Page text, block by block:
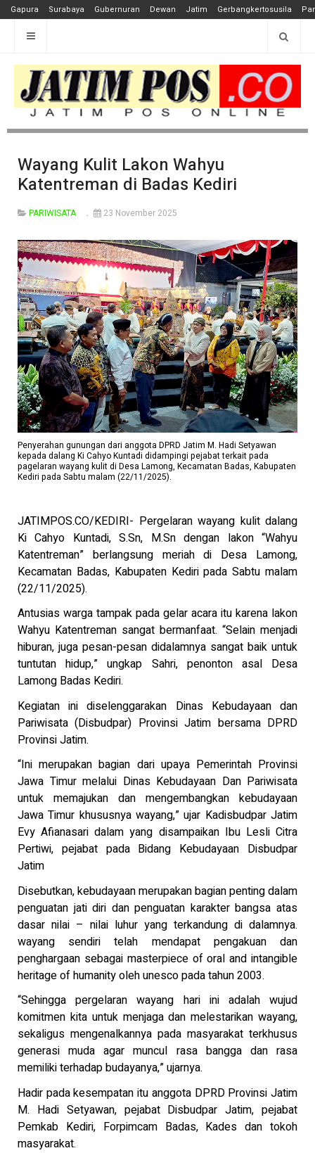
Gapura Surabaya Gubernuran Dewan Jatim Gerbangkertosusila
Wayang Kulit Lakon Wahyu
Katentreman di Badas Kediri
PARIWISATA 23 November 2025
Penyerahan gunungan dari anggota DPRD Jatim M. Hadi Setyawan
kepada dalang Ki Cahyo Kuntadi didampingi pejabat terkait pada
pagelaran wayang kulit di Desa Lamong, Kecamatan Badas, Kabupaten
Kediri pada Sabtu malam (22/11/2025).
JATIMPOS.CO/KEDIRI- Pergelaran wayang kulit dalang
Ki Cahyo Kuntadi, S.Sn, M.Sn dengan lakon “Wahyu
Katentreman” berlangsung meriah di Desa Lamong,
Kecamatan Badas, Kabupaten Kediri pada Sabtu malam
(22/11/2025).
Antusias warga tampak pada gelar acara itu karena lakon
Wahyu Katentreman sangat bermanfaat. “Selain menjadi
hiburan, juga pesan-pesan didalamnya sangat baik untuk
tuntutan hidup,” ungkap Sahri, penonton asal Desa
Lamong Badas Kediri.
Kegiatan ini diselenggarakan Dinas Kebudayaan dan
Pariwisata (Disbudpar) Provinsi Jatim bersama DPRD
Provinsi Jatim.
“Ini merupakan bagian dari upaya Pemerintah Provinsi
Jawa Timur melalui Dinas Kebudayaan Dan Pariwisata
untuk memajukan dan mengembangkan kebudayaan
Jawa Timur khususnya wayang,” ujar Kadisbudpar Jatim
Evy Afianasari dalam yang disampaikan Ibu Lesli Citra
Pertiwi, pejabat pada Bidang Kebudayaan Disbudpar
Jatim
Disebutkan, kebudayaan merupakan bagian penting dalam
penguatan jati diri dan penguatan karakter bangsa atas
dasar nilai – nilai luhur yang terkandung di dalamnya.
wayang sendiri telah mendapat pengakuan dan
penghargaan sebagai masterpiece of oral and intangible
heritage of humanity oleh unesco pada tahun 2003.
“Sehingga pergelaran wayang hari ini adalah wujud
komitmen kita untuk menjaga dan melestarikan wayang,
sekaligus mengenalkannya pada masyarakat terkhusus
generasi muda agar muncul rasa bangga dan rasa
memiliki terhadap budayanya,” ujarnya.
Hadir pada kesempatan itu anggota DPRD Provinsi Jatim
M. Hadi Setyawan, pejabat Disbudpar Jatim, pejabat
Pemkab Kediri, Forpimcam Badas, Kades dan tokoh
masyarakat.